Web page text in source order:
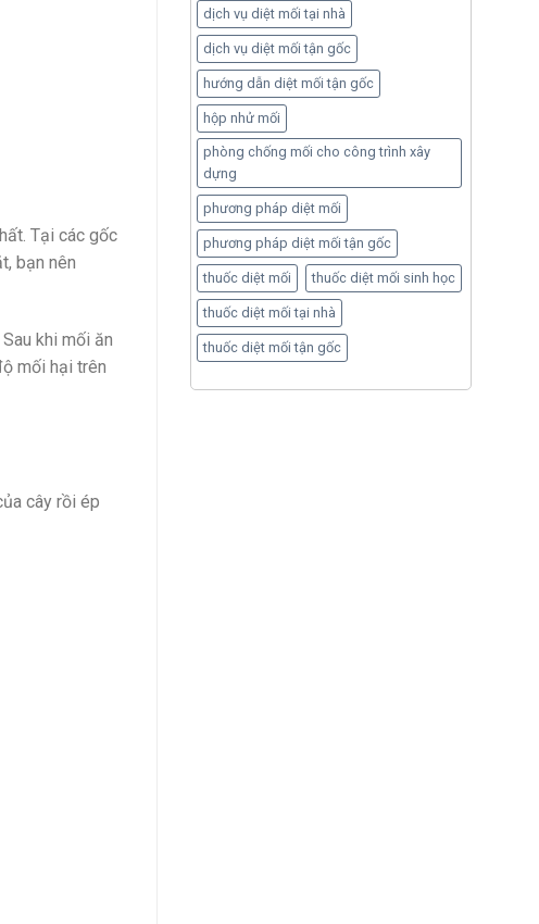
Tại các gốc
bạn nên
khi mối ăn
mối hại trên
cây rồi ép
dịch vụ diệt mối tại nhà
dịch vụ diệt mối tận gốc
hướng dẫn diệt mối tận gốc
hộp nhử mối
phòng chống mối cho công trình xây
dựng
phương pháp diệt mối
phương pháp diệt mối tận gốc
thuốc diệt mối thuốc diệt mối sinh học
thuốc diệt mối tại nhà
thuốc diệt mối tận gốc